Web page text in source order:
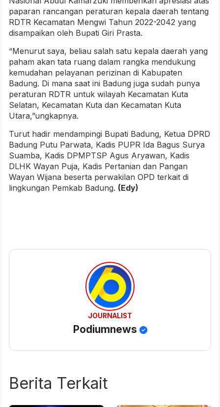
paparan rancangan peraturan kepala daerah tentang
RDTR Kecamatan Mengwi Tahun 2022-2042 yang
disampaikan oleh Bupati Giri Prasta.
“Menurut saya, beliau salah satu kepala daerah yang
paham akan tata ruang dalam rangka mendukung
kemudahan pelayanan perizinan di Kabupaten
Badung. Di mana saat ini Badung juga sudah punya
peraturan RDTR untuk wilayah Kecamatan Kuta
Selatan, Kecamatan Kuta dan Kecamatan Kuta
Utara,”ungkapnya.
Turut hadir mendampingi Bupati Badung, Ketua DPRD
Badung Putu Parwata, Kadis PUPR Ida Bagus Surya
Suamba, Kadis DPMPTSP Agus Aryawan, Kadis
DLHK Wayan Puja, Kadis Pertanian dan Pangan
Wayan Wijana beserta perwakilan OPD terkait di
lingkungan Pemkab Badung. (Edy)
JOURNALIST
Podiumnews
Berita Terkait